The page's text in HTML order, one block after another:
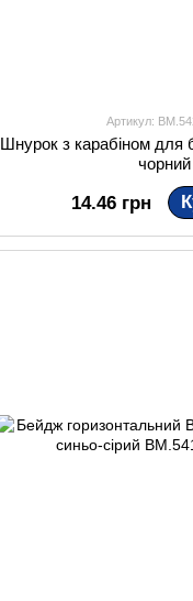
Артикул:
Шнурок з карабіном
чорний
14.46 грн